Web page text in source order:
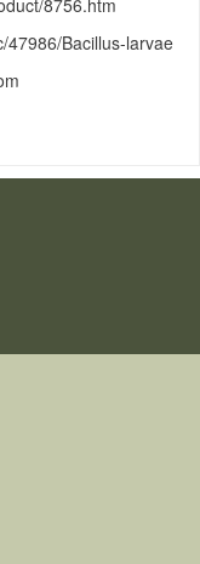
8756.htm
47986/Bacillus-larvae